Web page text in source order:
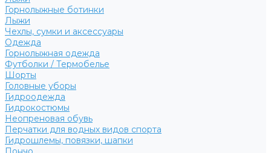
Горнолыжные ботинки
Лыжи
Чехлы, сумки и аксессуары
Одежда
Горнолыжная одежда
Футболки / Термобелье
Шорты
Головные уборы
Гидроодежда
Гидрокостюмы
Неопреновая обувь
Перчатки для водных видов спорта
Гидрошлемы, повязки, шапки